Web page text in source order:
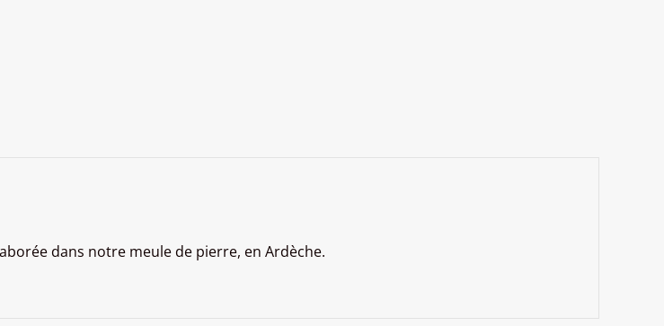
dans notre meule de pierre, en Ardèche.